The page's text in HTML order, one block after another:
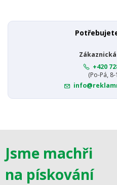
+420
(Po-Pá,
Jsme machři
na pískování